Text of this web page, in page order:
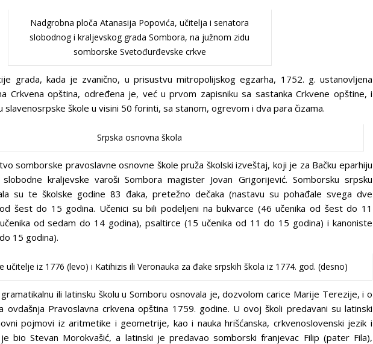
Nadgrobna ploča Atanasija Popovića, učitelja i senatora
slobodnog i kraljevskog grada Sombora, na južnom zidu
somborske Svetođurđevske crkve
grada, kada je zvanično, u prisustvu mitropolijskog egzarha, 1752. g. ustanovljena
Crkvena opština, određena je, već u prvom zapisniku sa sastanka Crkvene opštine, i
slavenosrpske škole u visini 50 forinti, sa stanom, ogrevom i dva para čizama.
Srpska osnovna škola
somborske pravoslavne osnovne škole pruža školski izveštaj, koji je za Bačku eparhiju
kraljevske varoši Sombora magister Jovan Grigorijević. Somborsku srpsku
su te školske godine 83 đaka, pretežno dečaka (nastavu su pohađale svega dve
šest do 15 godina. Učenici su bili podeljeni na bukvarce (46 učenika od šest do 11
od sedam do 14 godina), psaltirce (15 učenika od 11 do 15 godina) i kanoniste
15 godina).
učitelje iz 1776 (levo) i Katihizis ili Veronauka za đake srpskih škola iz 1774. god. (desno)
ili latinsku školu u Somboru osnovala je, dozvolom carice Marije Terezije, i o
ovdašnja Pravoslavna crkvena opština 1759. godine. U ovoj školi predavani su latinski
pojmovi iz aritmetike i geometrije, kao i nauka hrišćanska, crkvenoslovenski jezik i
bio Stevan Morokvašić, a latinski je predavao somborski franjevac Filip (pater Fila),